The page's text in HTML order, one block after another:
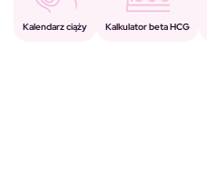
Kalendarz ciąży Kalkulator beta HCG